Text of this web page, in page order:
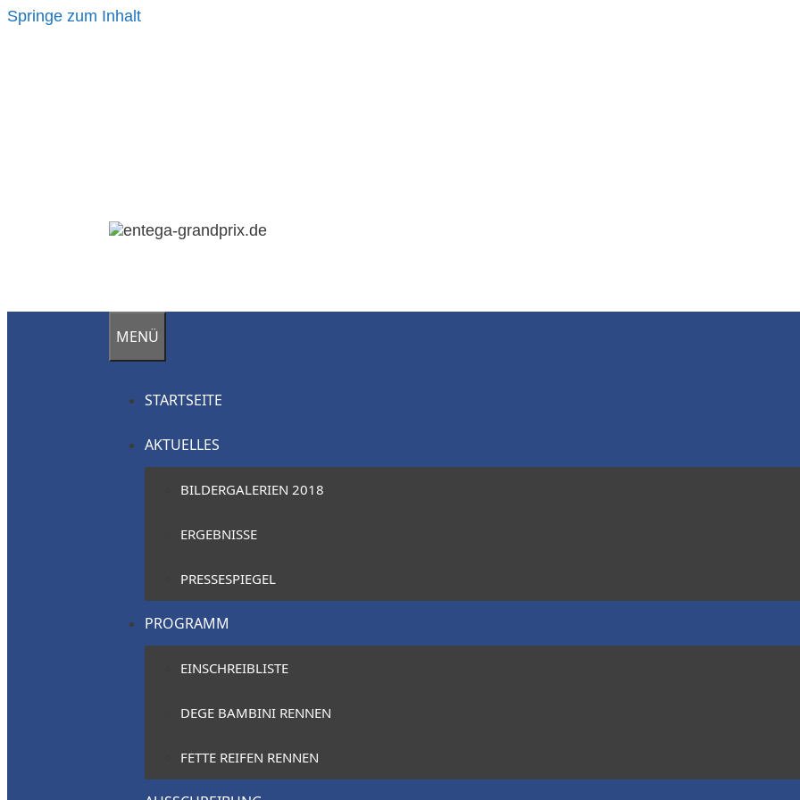
Springe zum Inhalt
MENÜ
STARTSEITE
AKTUELLES
BILDERGALERIEN 2018
ERGEBNISSE
PRESSESPIEGEL
PROGRAMM
EINSCHREIBLISTE
DEGE BAMBINI RENNEN
FETTE REIFEN RENNEN